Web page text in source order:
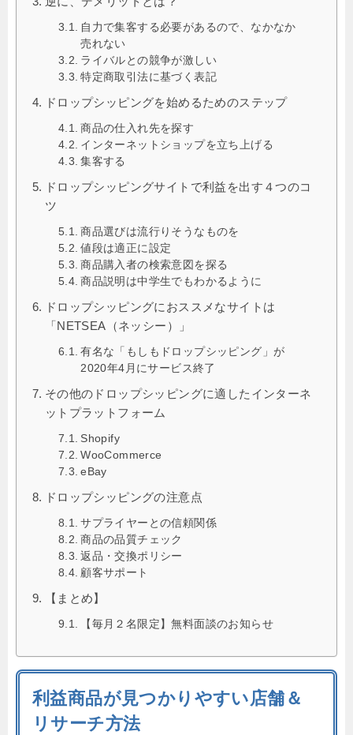
自力で集客する必要があるので、なかなか
売れない
ライバルとの競争が激しい
特定商取引法に基づく表記
ドロップシッピングを始めるためのステップ
商品の仕入れ先を探す
インターネットショップを立ち上げる
集客する
ドロップシッピングサイトで利益を出す４つのコ
ツ
商品選びは流行りそうなものを
値段は適正に設定
商品購入者の検索意図を探る
商品説明は中学生でもわかるように
ドロップシッピングにおススメなサイトは
「NETSEA（ネッシー）」
有名な「もしもドロップシッピング」が
2020年4月にサービス終了
その他のドロップシッピングに適したインターネ
ットプラットフォーム
Shopify
WooCommerce
eBay
ドロップシッピングの注意点
サプライヤーとの信頼関係
商品の品質チェック
返品・交換ポリシー
顧客サポート
【まとめ】
【毎月２名限定】無料面談のお知らせ
利益商品が見つかりやすい店舗＆
リサーチ方法